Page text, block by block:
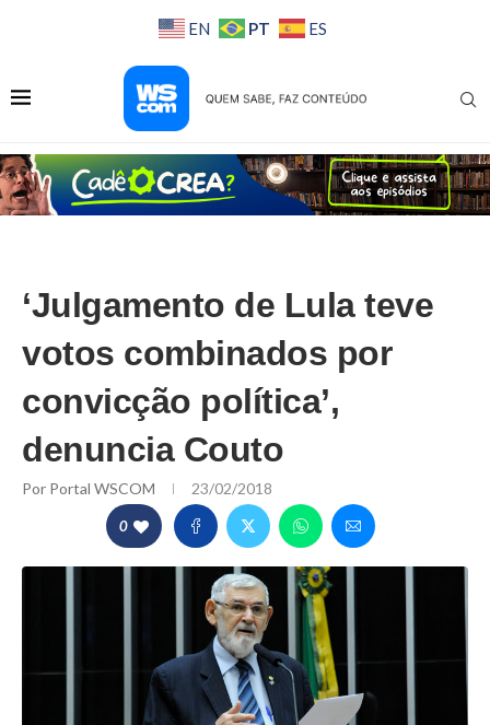
EN PT ES
‘Julgamento de Lula teve
votos combinados por
convicção política’,
denuncia Couto
Por Portal WSCOM 23/02/2018
0